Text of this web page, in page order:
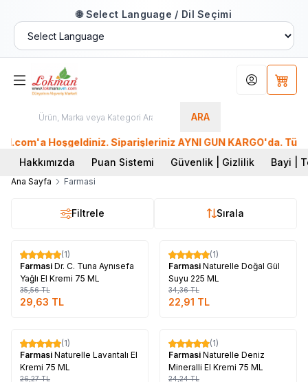
🌐 Select Language / Dil Seçimi
ARA
Hesabım
Hoşgeldiniz. Siparişleriniz AYNI GÜN KARGO'da. Tüm
Hakkımızda
Puan Sistemi Güvenlik | Gizlilik Bayi |
Ana Sayfa Farmasi
Filtrele Sırala
%17
(1)
Farmasi Dr. C. Tuna Aynısefa
Yağlı El Kremi 75 ML
35,56TL
29,63 TL
%33
(1)
Farmasi Naturelle Doğal Gül
Suyu 225 ML
34,36TL
22,91 TL
%33
(1)
Farmasi Naturelle Lavantalı El
Kremi 75 ML
26,27TL
%17
(1)
Farmasi Naturelle Deniz
Mineralli El Kremi 75 ML
24,24TL